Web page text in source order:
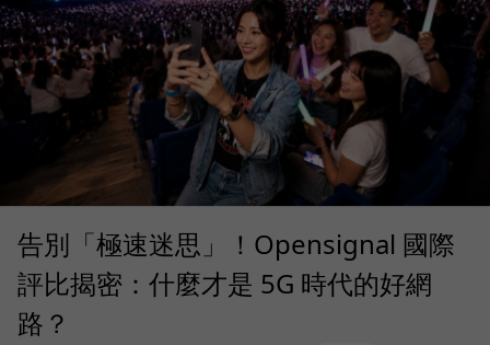
告別「極速迷思」！Opensignal 國際
評比揭密：什麼才是 5G 時代的好網
路？